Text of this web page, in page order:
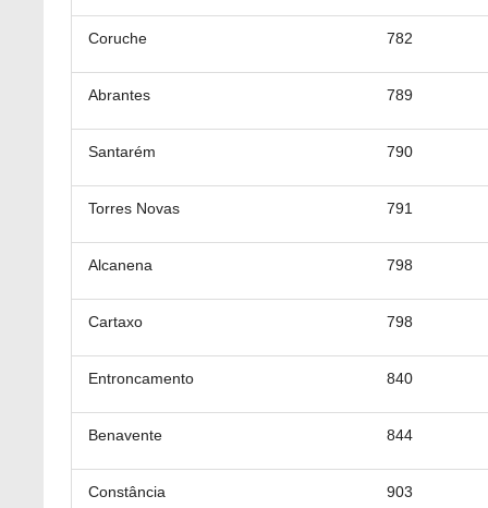
Coruche 782
Abrantes 789
Santarém 790
Torres Novas 791
Alcanena 798
Cartaxo 798
Entroncamento 840
Benavente 844
Constância 903